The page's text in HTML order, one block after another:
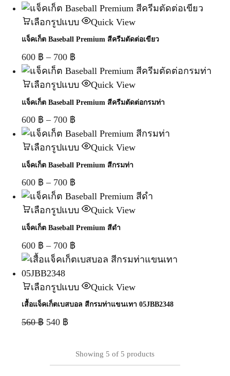
เลือกรูปแบบ Quick View
แจ็คเก็ต Baseball Premium สีครีมตัดต่อเขียว
600 ฿ – 700 ฿
เลือกรูปแบบ Quick View
แจ็คเก็ต Baseball Premium สีครีมตัดต่อกรมท่า
600 ฿ – 700 ฿
เลือกรูปแบบ Quick View
แจ็คเก็ต Baseball Premium สีกรมท่า
600 ฿ – 700 ฿
เลือกรูปแบบ Quick View
แจ็คเก็ต Baseball Premium สีดำ
600 ฿ – 700 ฿
เลือกรูปแบบ Quick View
เสื้อแจ็คเก็ตเบสบอล สีกรมท่าแขนเทา 05JBB2348
560฿ 540 ฿
Showing 5 of 5 products